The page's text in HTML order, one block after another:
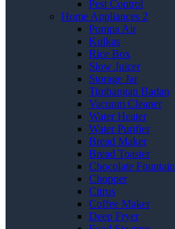
Pest Control
Home Appliances 2
Pompa Air
Kulkas
Rice Box
Slow Juicer
Storage Jar
Timbangan Badan
Vacuum Cleaner
Water Heater
Water Purifier
Bread Maker
Bread Toaster
Chocolate Fountain
Chopper
Citrus
Coffee Maker
Deep Fryer